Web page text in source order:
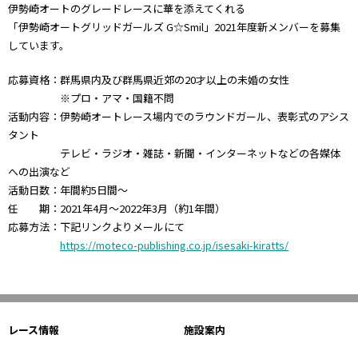
伊勢崎オートのグレードレースに華を添えてくれる
「伊勢崎オートグリッドガールズ G☆Smil」2021年度新メンバーを募集
しています。
応募資格：群馬県内及び群馬県近郊の20才以上の未婚の女性
※プロ・アマ・国籍不問
活動内容：伊勢崎オートレース場内でのラウンドガール、表彰式のアシス
タント
テレビ・ラジオ・雑誌・新聞・インターネットなどの各媒体
への出演など
活動日数：年間約5日間～
任 期：2021年4月～2022年3月（約1年間）
応募方法：下記リンクよりメールにて
https://moteco-publishing.co.jp/isesaki-kiratts/
レース情報 施設案内